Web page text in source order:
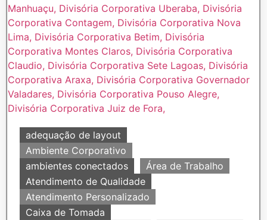
adequação de layout
Ambiente Corporativo
ambientes conectados
Área de Trabalho
Atendimento de Qualidade
Atendimento Personalizado
Caixa de Tomada